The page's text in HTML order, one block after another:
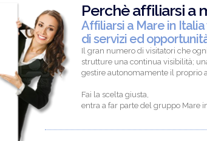
Perchè affiliarsi a
Affiliarsi a Mare in
di servizi ed
Il gran numero di visitatori che
strutture una continua visibilità;
gestire autonomamente il proprio
Fai la scelta giusta,
entra a far parte del gruppo Mare